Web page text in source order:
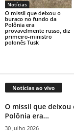
Notícias
O míssil que deixou o
buraco no fundo da
Polônia era
provavelmente russo, diz
primeiro-ministro
polonês Tusk
Notícias ao vivo
O míssil que
Polônia era...
30 Julho 2026